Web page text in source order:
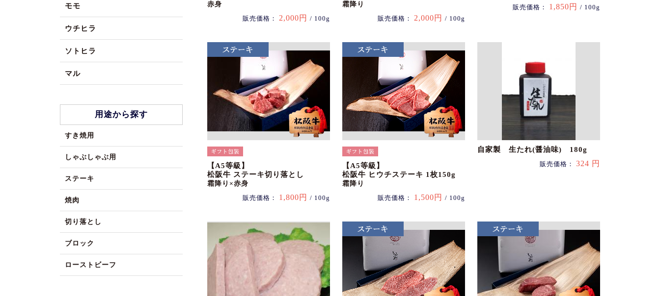
赤身
販売価格： 2,000円 / 100g
霜降り
販売価格： 2,000円 / 100g
販売価格： 1,850円 / 100g
【A5等級】
松阪牛 ステーキ切り落とし
霜降り×赤身
販売価格： 1,800円 / 100g
【A5等級】
松阪牛 ヒウチステーキ 1枚150g
霜降り
販売価格： 1,500円 / 100g
自家製 生たれ(醤油味) 180g
販売価格： 324 円
モモ
ウチヒラ
ソトヒラ
マル
用途から探す
すき焼用
しゃぶしゃぶ用
ステーキ
焼肉
切り落とし
ブロック
ローストビーフ